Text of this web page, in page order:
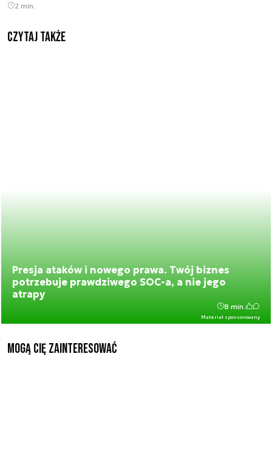
2 min.
Czytaj także
Presja ataków i nowego prawa. Twój biznes
potrzebuje prawdziwego SOC-a, a nie jego
atrapy
Materiał sponsorowany
8 min.
Mogą Cię zainteresować